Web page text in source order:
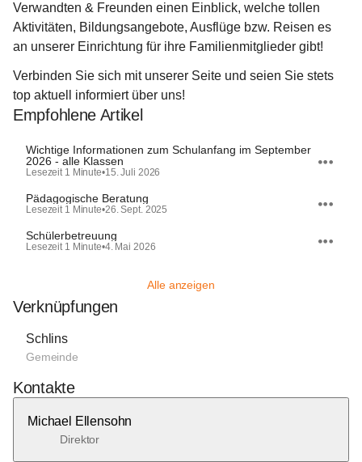
Verwandten & Freunden einen Einblick, welche tollen
Aktivitäten, Bildungsangebote, Ausflüge bzw. Reisen es
an unserer Einrichtung für ihre Familienmitglieder gibt!
Verbinden Sie sich mit unserer Seite und seien Sie stets
top aktuell informiert über uns!
Empfohlene Artikel
Wichtige Informationen zum Schulanfang im September
2026 - alle Klassen
Lesezeit 1 Minute•15. Juli 2026
Pädagogische Beratung
Lesezeit 1 Minute•26. Sept. 2025
Schülerbetreuung
Lesezeit 1 Minute•4. Mai 2026
Alle anzeigen
Verknüpfungen
Schlins
Gemeinde
Kontakte
Michael Ellensohn
Direktor